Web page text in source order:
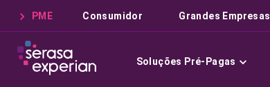
PME Consumidor Grandes Empresas
Soluções Pré-Pagas